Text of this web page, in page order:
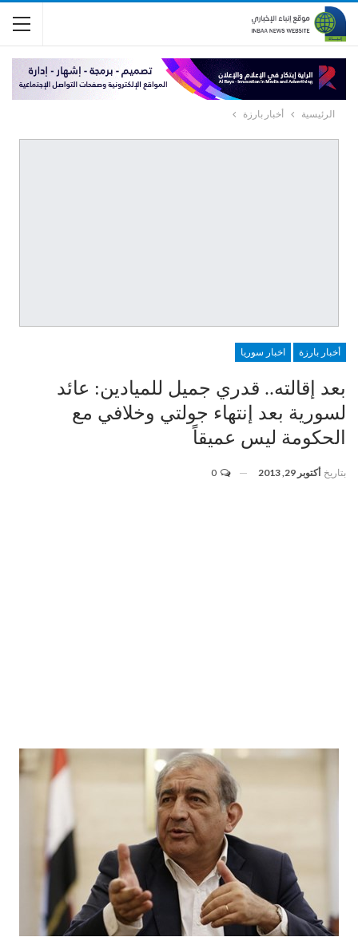
الرئيسية أخبار بارزة
أخبار بارزة اخبار سوريا
بعد إقالته.. قدري جميل للميادين: عائد
لسورية بعد إنتهاء جولتي وخلافي مع
الحكومة ليس عميقاً
بتاريخ أكتوبر 29, 2013